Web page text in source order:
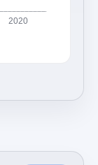
2020